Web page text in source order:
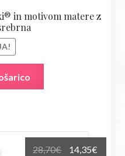
in motivom matere z
28,70€
Izvirna
14,35€